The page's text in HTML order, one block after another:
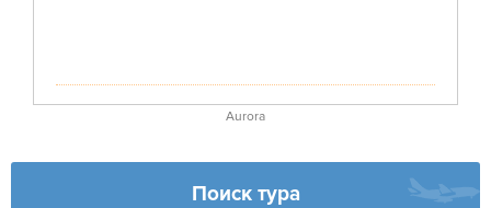
Aurora
Поиск тура